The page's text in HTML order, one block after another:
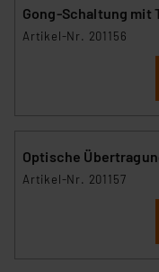
Gong-Schaltung mit
Artikel-Nr. 201156
Optische
Artikel-Nr. 201157